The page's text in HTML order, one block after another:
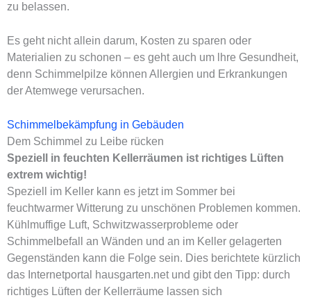
zu belassen.
Es geht nicht allein darum, Kosten zu sparen oder
Materialien zu schonen – es geht auch um lhre Gesundheit,
denn Schimmelpilze können Allergien und Erkrankungen
der Atemwege verursachen.
Schimmelbekämpfung in Gebäuden
Dem Schimmel zu Leibe rücken
Speziell in feuchten Kellerräumen ist richtiges Lüften
extrem wichtig!
Speziell im Keller kann es jetzt im Sommer bei
feuchtwarmer Witterung zu unschönen Problemen kommen.
Kühlmuffige Luft, Schwitzwasserprobleme oder
Schimmelbefall an Wänden und an im Keller gelagerten
Gegenständen kann die Folge sein. Dies berichtete kürzlich
das Internetportal hausgarten.net und gibt den Tipp: durch
richtiges Lüften der Kellerräume lassen sich